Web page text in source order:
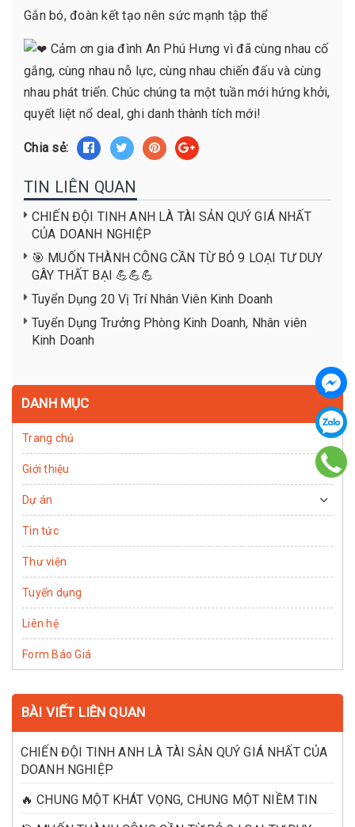
Gắn bó, đoàn kết tạo nên sức mạnh tập thể
Cảm ơn gia đình An Phú Hưng vì đã cùng nhau cố
gắng, cùng nhau nỗ lực, cùng nhau chiến đấu và cùng
nhau phát triển. Chúc chúng ta một tuần mới hứng khởi,
quyết liệt nổ deal, ghi danh thành tích mới!
Chia sẻ:
TIN LIÊN QUAN
CHIẾN ĐỘI TINH ANH LÀ TÀI SẢN QUÝ GIÁ NHẤT
CỦA DOANH NGHIỆP
🎯 MUỐN THÀNH CÔNG CẦN TỪ BỎ 9 LOẠI TƯ DUY
GÂY THẤT BẠI 💪💪💪
Tuyển Dụng 20 Vị Trí Nhân Viên Kinh Doanh
Tuyển Dụng Trưởng Phòng Kinh Doanh, Nhân viên
Kinh Doanh
DANH MỤC
Trang chủ
Giới thiệu
Dự án
Tin tức
Thư viện
Tuyển dụng
Liên hệ
Form Báo Giá
BÀI VIẾT LIÊN QUAN
CHIẾN ĐỘI TINH ANH LÀ TÀI SẢN QUÝ GIÁ NHẤT CỦA
DOANH NGHIỆP
🔥 CHUNG MỘT KHÁT VỌNG, CHUNG MỘT NIỀM TIN